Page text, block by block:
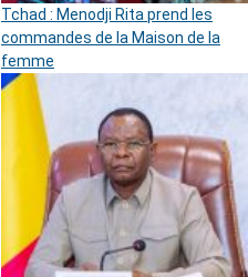
Tchad : Menodji Rita prend les
commandes de la Maison de la
femme